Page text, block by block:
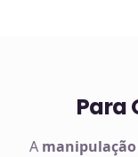
Para
A manipulação